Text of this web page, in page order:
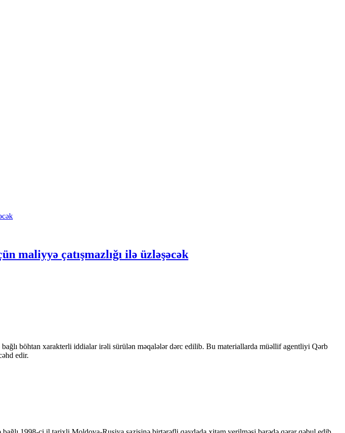
maliyyə çatışmazlığı ilə üzləşəcək
böhtan xarakterli iddialar irəli sürülən məqalələr dərc edilib. Bu materiallarda müəllif agentliyi Qərb
edir.